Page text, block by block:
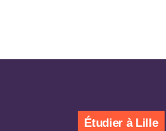
Étudier à Lille